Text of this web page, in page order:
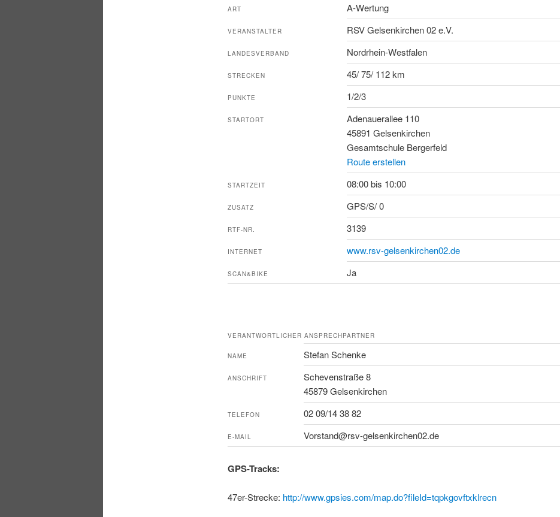
ART A-Wertung
VERANSTALTER RSV Gelsenkirchen 02 e.V.
LANDESVERBAND Nordrhein-Westfalen
STRECKEN 45/ 75/ 112 km
PUNKTE 1/2/3
STARTORT
Adenauerallee 110
45891 Gelsenkirchen
Gesamtschule Bergerfeld
Route erstellen
STARTZEIT 08:00 bis 10:00
ZUSATZ GPS/S/ 0
RTF-NR. 3139
INTERNET www.rsv-gelsenkirchen02.de
SCAN&BIKE Ja
VERANTWORTLICHER ANSPRECHPARTNER
NAME Stefan Schenke
ANSCHRIFT
Schevenstraße 8
45879 Gelsenkirchen
TELEFON 02 09/14 38 82
E-MAIL Vorstand@rsv-gelsenkirchen02.de
GPS-Tracks:
47er-Strecke: http://www.gpsies.com/map.do?fileId=tqpkgovftxklrecn